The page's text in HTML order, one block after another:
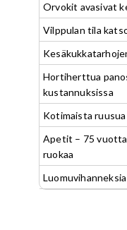
Orvokit avasivat
Vilppulan tila
Hortiherttua
kustannuksissa
Kotimaista
Apetit – 75
ruokaa